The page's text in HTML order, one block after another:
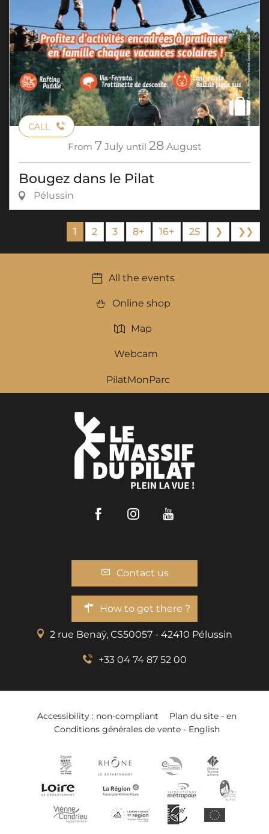
CALL
From 7 July until 28 August
Bougez dans le Pilat
Pélussin
1 2 3 8+ 16+ 25 ❯ ❯❯
All the events
Online shop
Map
Webcam
PilatMonParc
FacebookInstagram
Contact us
How to get there ?
2 rue Benaÿ, CS50057 - 42410 Pélussin
+33 04 74 87 52 00
Accessibility : non-compliant
Plan du site - en
Conditions générales de vente - English